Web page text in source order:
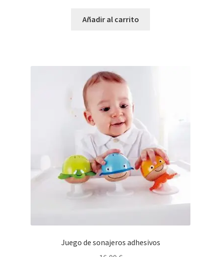
originalactual
Añadir al carrito
Juego de sonajeros adhesivos